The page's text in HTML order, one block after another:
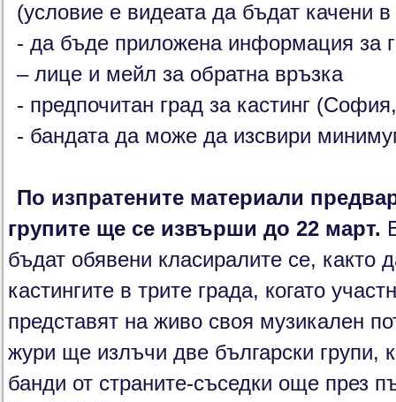
(условие е видеата да бъдат качени
- да бъде приложена информация за
– лице и мейл за обратна връзка
- предпочитан град за кастинг
- бандата да може да изсвири
По изпратените материали
групите ще се извърши до 22 март.
бъдат обявени класиралите се, както
кастингите в трите града, когато
представят на живо своя музикален
жури ще излъчи две български групи,
банди от страните-съседки още през